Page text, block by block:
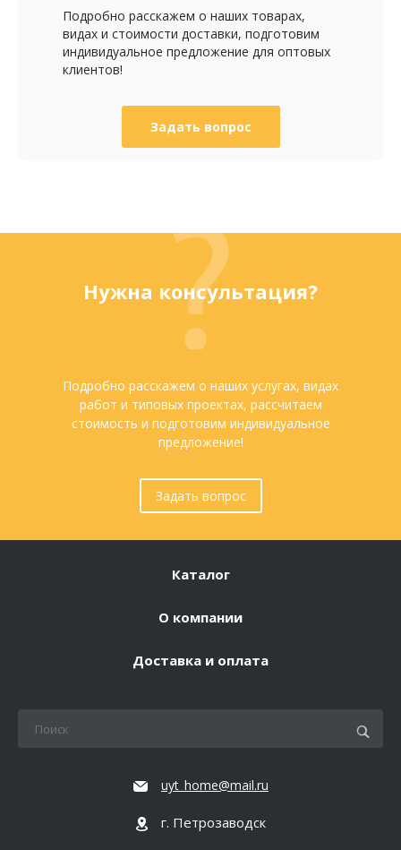
Подробно расскажем о наших товарах,
видах и стоимости доставки, подготовим
индивидуальное предложение для оптовых
клиентов!
Задать вопрос
Нужна консультация?
Подробно расскажем о наших услугах, видах
работ и типовых проектах, рассчитаем
стоимость и подготовим индивидуальное
предложение!
Задать вопрос
Каталог
О компании
Доставка и оплата
uyt_home@mail.ru
г. Петрозаводск